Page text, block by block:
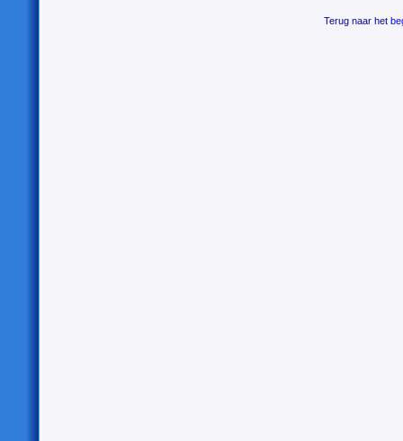
Terug naar het